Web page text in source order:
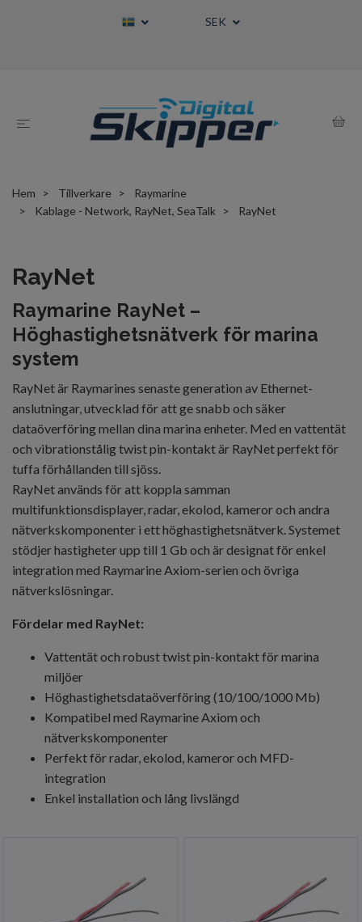
SEK
Hem Tillverkare
Raymarine
Kablage - Network, RayNet, SeaTalk
RayNet
RayNet
Raymarine RayNet –
Höghastighetsnätverk för marina
system
RayNet är Raymarines senaste generation av Ethernet-
anslutningar, utvecklad för att ge snabb och säker
dataöverföring mellan dina marina enheter. Med en vattentät
och vibrationstålig twist pin-kontakt är RayNet perfekt för
tuffa förhållanden till sjöss.
RayNet används för att koppla samman
multifunktionsdisplayer, radar, ekolod, kameror och andra
nätverkskomponenter i ett höghastighetsnätverk. Systemet
stödjer hastigheter upp till 1 Gb och är designat för enkel
integration med Raymarine Axiom-serien och övriga
nätverkslösningar.
Fördelar med RayNet:
Vattentät och robust twist pin-kontakt för marina
miljöer
Höghastighetsdataöverföring (10/100/1000 Mb)
Kompatibel med Raymarine Axiom och
nätverkskomponenter
Perfekt för radar, ekolod, kameror och MFD-
integration
Enkel installation och lång livslängd